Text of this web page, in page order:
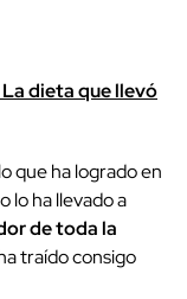
dieta que llevó
que ha logrado en
lo ha llevado a
de toda la
traído consigo